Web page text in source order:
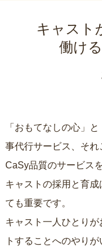
キャスト
働け
「おもてなしの心」
事代行サービス、それ
CaSy品質のサービス
キャストの採用と育成
ても重要です。
キャスト一人ひとり
トすることへのやり